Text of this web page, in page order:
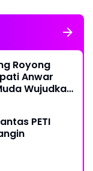
Royong
Anwar
Wujudkan
PETI